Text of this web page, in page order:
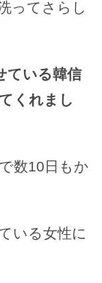
ってさらし
ている韓信
くれまし
数10日もか
いる女性に